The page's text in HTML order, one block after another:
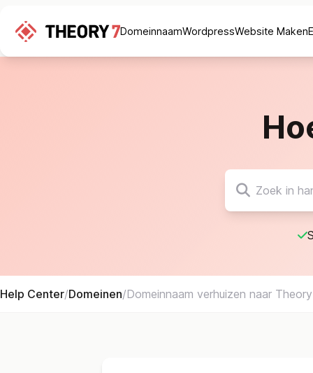
DomeinnaamWordpressWebsite Maken
Help Center/Domeinen/Domeinnaam verhuizen naar